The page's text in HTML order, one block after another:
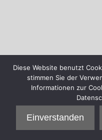
Diese Website benutzt
stimmen Sie der
Informationen zur
Einverstanden